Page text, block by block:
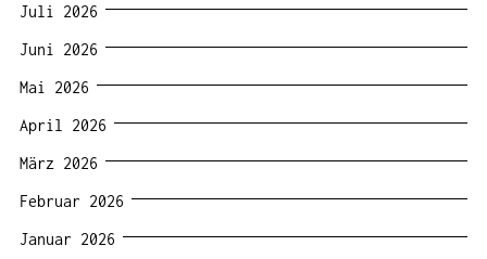
Juli 2026
Juni 2026
Mai 2026
April 2026
März 2026
Februar 2026
Januar 2026